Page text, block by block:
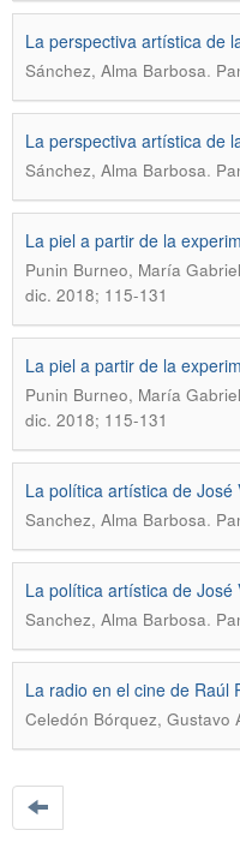
La perspectiva artística de
Sánchez, Alma Barbosa.
La perspectiva artística de
Sánchez, Alma Barbosa.
La piel a partir de la
Punin Burneo, María
dic. 2018; 115-131
La piel a partir de la
Punin Burneo, María
dic. 2018; 115-131
La política artística de José
Sanchez, Alma Barbosa.
La política artística de José
Sanchez, Alma Barbosa.
La radio en el cine de Raúl
Celedón Bórquez, Gustavo